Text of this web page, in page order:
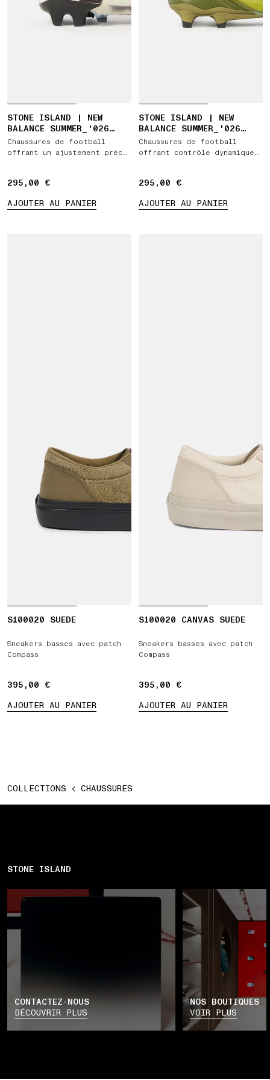
STONE ISLAND | NEW
BALANCE SUMMER_'026
CAPSULE FURON ELITE FG
V9
Chaussures de football
offrant un ajustement précis
295,00 €
295,00 €
AJOUTER AU PANIER
STONE ISLAND | NEW
BALANCE SUMMER_'026
CAPSULE TEKELA ELITE
LOW FG V5
Chaussures de football
offrant contrôle dynamique
295,00 €
295,00 €
AJOUTER AU PANIER
S100020 SUEDE
Sneakers basses avec patch
Compass
395,00 €
395,00 €
AJOUTER AU PANIER
S100020 CANVAS SUEDE
Sneakers basses avec patch
Compass
395,00 €
395,00 €
AJOUTER AU PANIER
COLLECTIONS CHAUSSURES
STONE ISLAND
CONTACTEZ-NOUS
DÉCOUVRIR PLUS
NOS BOUTIQUES
VOIR PLUS